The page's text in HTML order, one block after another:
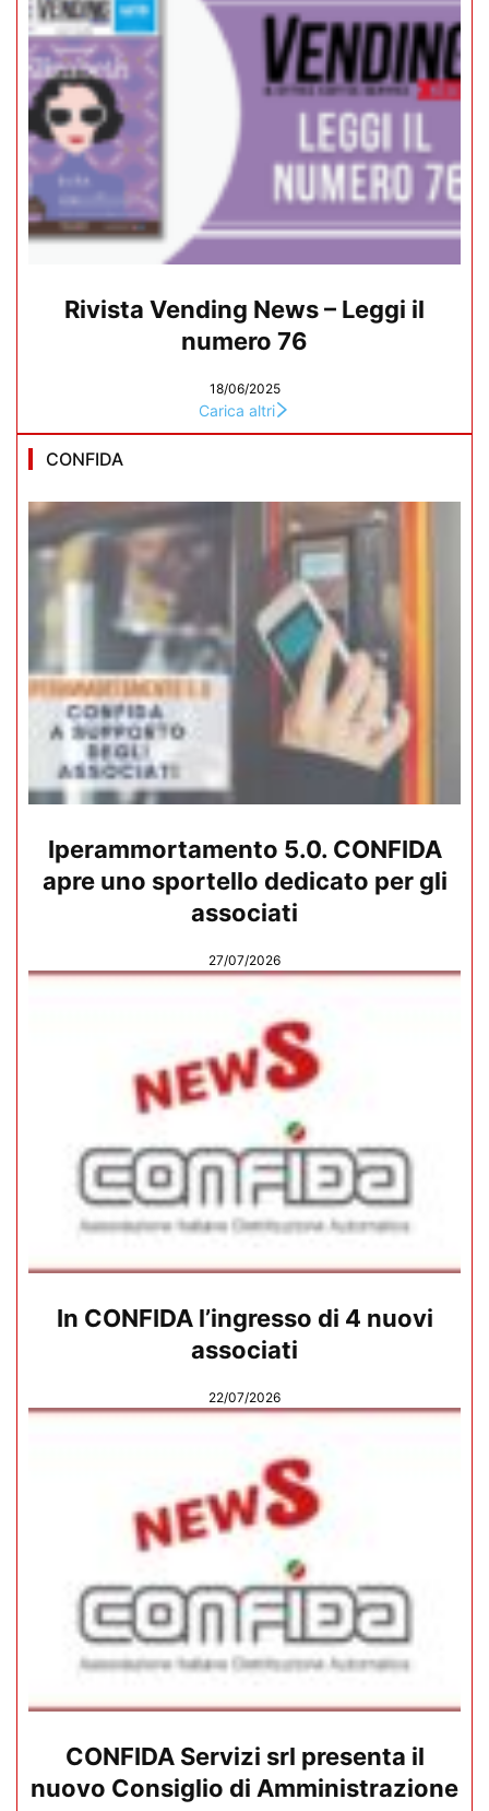
Rivista Vending News – Leggi il
numero 76
18/06/2025
Carica altri
CONFIDA
Iperammortamento 5.0. CONFIDA
apre uno sportello dedicato per gli
associati
27/07/2026
In CONFIDA l’ingresso di 4 nuovi
associati
22/07/2026
CONFIDA Servizi srl presenta il
nuovo Consiglio di Amministrazione